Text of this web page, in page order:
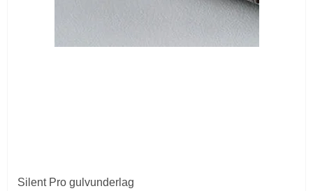
Silent Pro gulvunderlag